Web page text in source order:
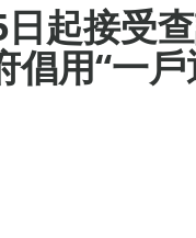
起接受
用“一戶